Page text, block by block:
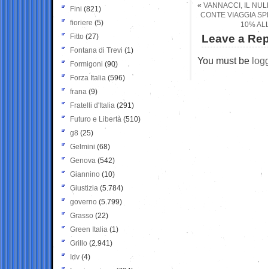
« VANNACCI, IL
CONTE VIAGGIA
10%
Leave a
You must be
Fini (821)
fioriere (5)
Fitto (27)
Fontana di Trevi (1)
Formigoni (90)
Forza Italia (596)
frana (9)
Fratelli d'Italia (291)
Futuro e Libertà (510)
g8 (25)
Gelmini (68)
Genova (542)
Giannino (10)
Giustizia (5.784)
governo (5.799)
Grasso (22)
Green Italia (1)
Grillo (2.941)
Idv (4)